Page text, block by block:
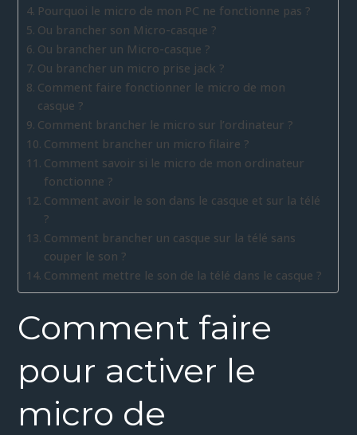
Pourquoi le micro de mon PC ne fonctionne pas ?
Ou brancher son Micro-casque ?
Ou brancher un Micro-casque ?
Ou brancher un micro prise jack ?
Comment faire fonctionner le micro de mon
casque ?
Comment brancher le micro sur l’ordinateur ?
Comment brancher un micro filaire ?
Comment savoir si le micro de mon ordinateur
fonctionne ?
Comment avoir le son dans le casque et sur la télé
?
Comment brancher un casque sur la télé sans
couper le son ?
Comment mettre le son de la télé dans le casque ?
Comment faire
pour activer le
micro de